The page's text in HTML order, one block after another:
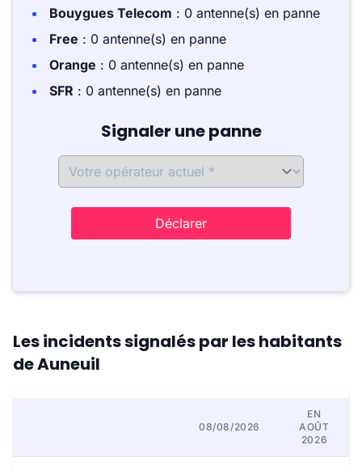
Bouygues Telecom : 0 antenne(s) en panne
Free : 0 antenne(s) en panne
Orange : 0 antenne(s) en panne
SFR : 0 antenne(s) en panne
Signaler une panne
Déclarer
Les incidents signalés par les habitants
de Auneuil
08/08/2026
EN
AOÛT
2026